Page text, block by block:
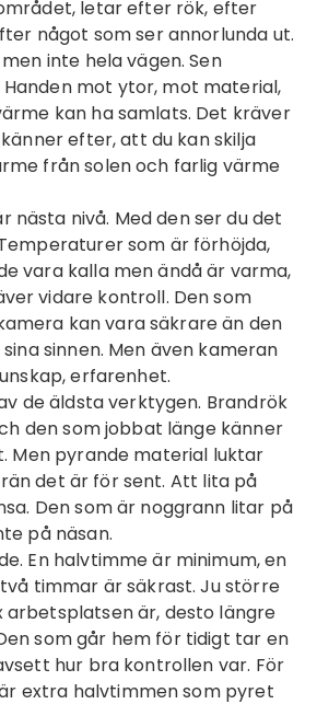
letar efter rök, efter
något som ser annorlunda ut.
inte hela vägen. Sen
mot ytor, mot material,
kan ha samlats. Det kräver
efter, att du kan skilja
från solen och farlig värme
nästa nivå. Med den ser du det
som är förhöjda,
vara kalla men ändå är varma,
vidare kontroll. Den som
kan vara säkrare än den
sinnen. Men även kameran
erfarenhet.
de äldsta verktygen. Brandrök
den som jobbat länge känner
Men pyrande material luktar
det är för sent. Att lita på
Den som är noggrann litar på
på näsan.
En halvtimme är minimum, en
timmar är säkrast. Ju större
arbetsplatsen är, desto längre
som går hem för tidigt tar en
hur bra kontrollen var. För
extra halvtimmen som pyret